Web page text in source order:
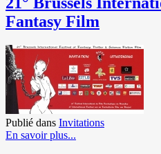
Fantasy Film
Publié dans Invitations
En savoir plus...